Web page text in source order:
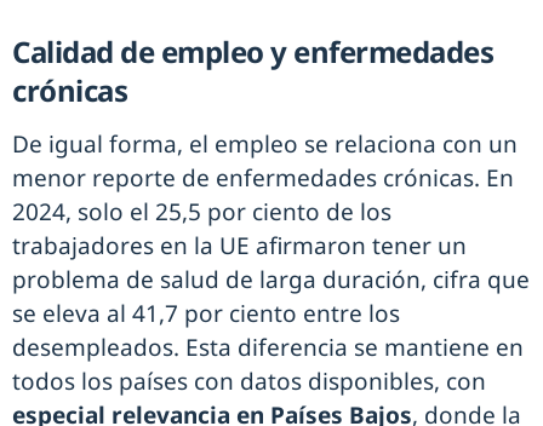
Calidad de empleo y enfermedades
crónicas
De igual forma, el empleo se relaciona con un
menor reporte de enfermedades crónicas. En
2024, solo el 25,5 por ciento de los
trabajadores en la UE afirmaron tener un
problema de salud de larga duración, cifra que
se eleva al 41,7 por ciento entre los
desempleados. Esta diferencia se mantiene en
todos los países con datos disponibles, con
especial relevancia en Países Bajos, donde la